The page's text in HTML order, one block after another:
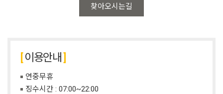
찾아오시는길
이용안내
연중무휴
징수시간 : 07:00~22:00